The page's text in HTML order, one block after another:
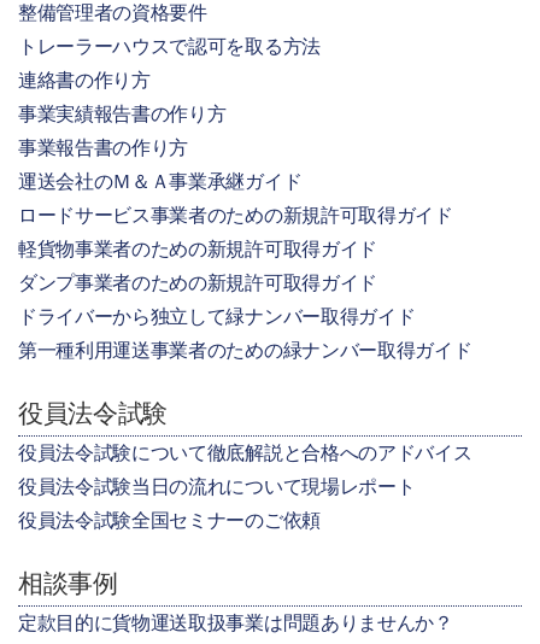
整備管理者の資格要件
トレーラーハウスで認可を取る方法
連絡書の作り方
事業実績報告書の作り方
事業報告書の作り方
運送会社のＭ＆Ａ事業承継ガイド
ロードサービス事業者のための新規許可取得ガイド
軽貨物事業者のための新規許可取得ガイド
ダンプ事業者のための新規許可取得ガイド
ドライバーから独立して緑ナンバー取得ガイド
第一種利用運送事業者のための緑ナンバー取得ガイド
役員法令試験
役員法令試験について徹底解説と合格へのアドバイス
役員法令試験当日の流れについて現場レポート
役員法令試験全国セミナーのご依頼
相談事例
定款目的に貨物運送取扱事業は問題ありませんか？